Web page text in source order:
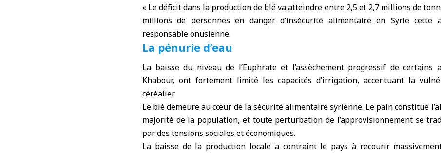
« Le déficit dans la production de blé va atteindre entre 2,5 et 2,7 millions de
millions de personnes en danger d’insécurité alimentaire en Syrie cette
responsable onusienne.
La pénurie d’eau
La baisse du niveau de l’Euphrate et l’assèchement progressif de certains
Khabour, ont fortement limité les capacités d’irrigation, accentuant la
céréalier.
Le blé demeure au cœur de la sécurité alimentaire syrienne. Le pain constitue
majorité de la population, et toute perturbation de l’approvisionnement se
par des tensions sociales et économiques.
La baisse de la production locale a contraint le pays à recourir